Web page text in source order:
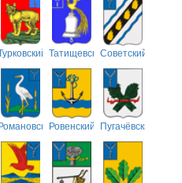
ТатищевскийСоветский
Ровенский Пугачёвский